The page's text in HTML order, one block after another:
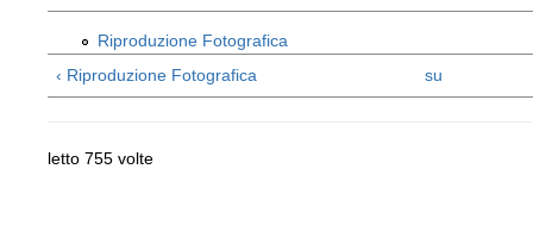
Riproduzione Fotografica
‹ Riproduzione Fotografica
su
letto 755 volte